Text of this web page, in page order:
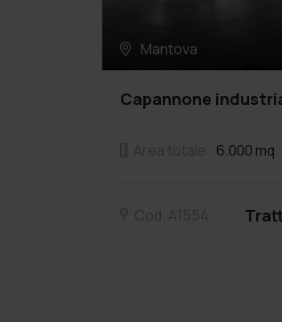
Mantova
Capannone
6.000 mq